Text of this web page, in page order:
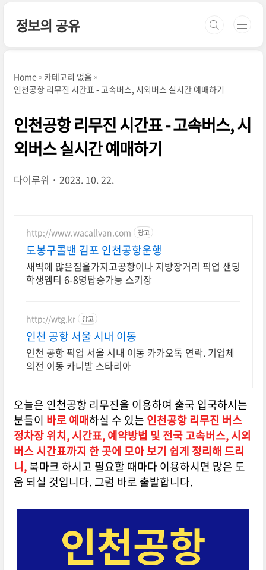
정보의 공유
Home
카테고리 없음
인천공항 리무진 시간표 - 고속버스, 시외버스 실시간 예매하기
인천공항 리무진 시간표 - 고속버스, 시
외버스 실시간 예매하기
다이루워 2023. 10. 22.
http://www.wacallvan.com 광고
도봉구콜밴 김포 인천공항운행
새벽에 많은짐을가지고공항이나 지방장거리 픽업 샌딩
학생엠티 6-8명탑승가능 스키장
http://wtg.kr 광고
인천 공항 서울 시내 이동
인천 공항 픽업 서울 시내 이동 카카오톡 연락. 기업체
의전 이동 카니발 스타리아
오늘은 인천공항 리무진을 이용하여 출국 입국하시는
분들이 바로 예매하실 수 있는 인천공항 리무진 버스
정차장 위치, 시간표, 예약방법 및 전국 고속버스, 시외
버스 시간표까지 한 곳에 모아 보기 쉽게 정리해 드리
니,북마크 하시고 필요할 때마다 이용하시면 많은 도
움 되실 것입니다. 그럼 바로 출발합니다.